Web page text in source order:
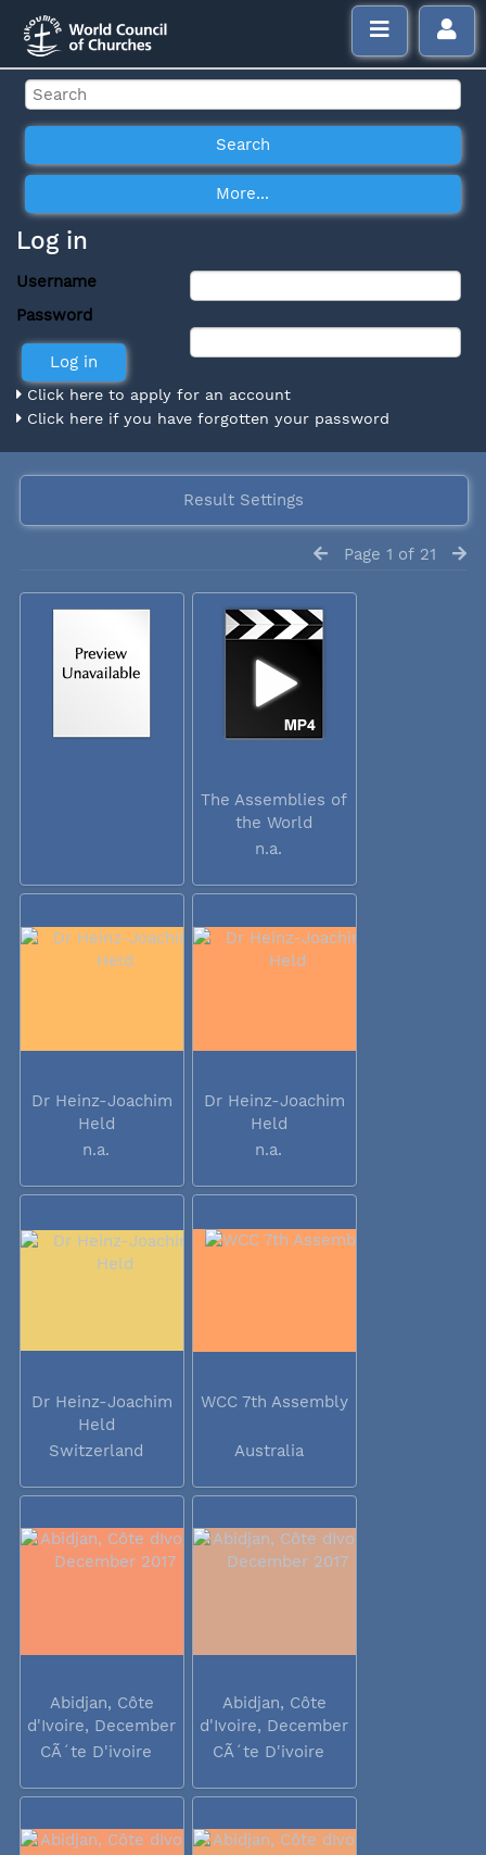
Log in
Username
Password
Click here to apply for an account
Click here if you have forgotten your password
Result Settings
Page 1 of 21
The Assemblies of
the World
Council...
n.a.
Dr Heinz-Joachim
Held
n.a.
Dr Heinz-Joachim
Held
n.a.
Dr Heinz-Joachim
Held
Switzerland
WCC 7th Assembly
Australia
Abidjan, Côte
d'Ivoire, December
2017
CÃ´te D'ivoire
Abidjan, Côte
d'Ivoire, December
2017
CÃ´te D'ivoire